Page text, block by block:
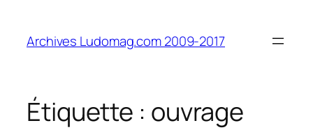
contenu
Archives Ludomag.com 2009-2017
Étiquette : ouvrage